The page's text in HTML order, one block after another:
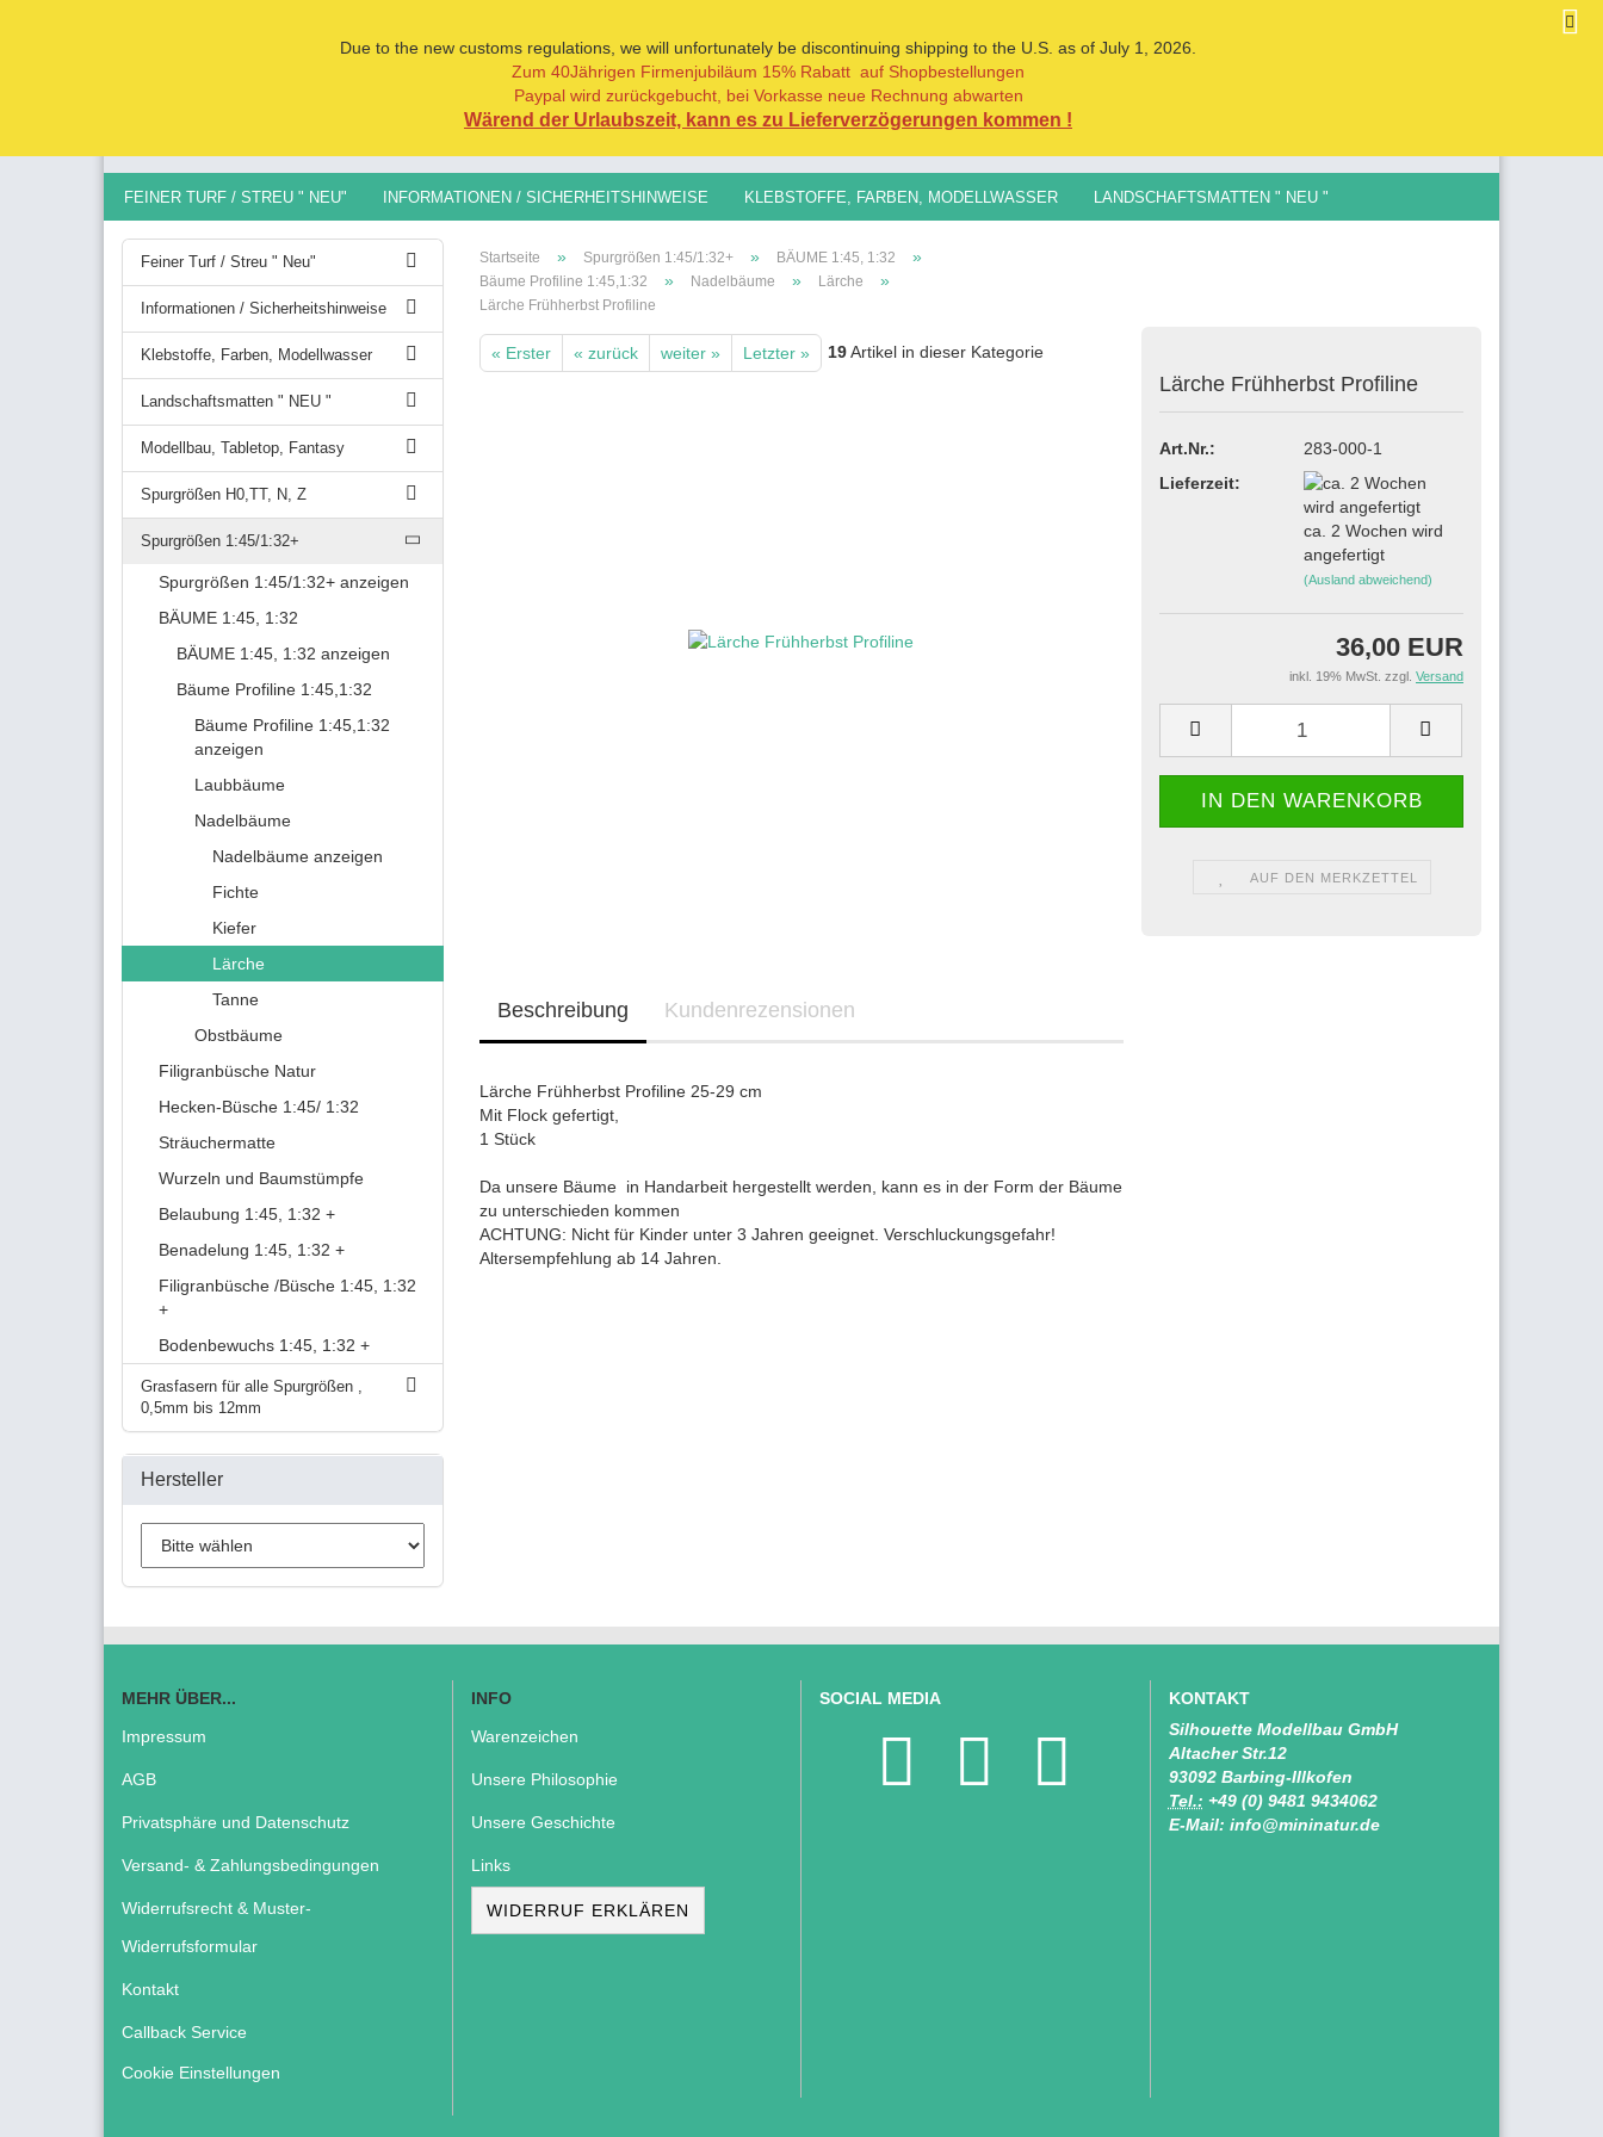
Sprache auswählen
Alle
Due to the new customs regulations, we will unfortunately be discontinuing shipping to the U.S. as of July 1, 2026.
Zum 40Jährigen Firmenjubiläum 15% Rabatt auf Shopbestellungen
Paypal wird zurückgebucht, bei Vorkasse neue Rechnung abwarten
Wärend der Urlaubszeit, kann es zu Lieferverzögerungen kommen !
FEINER TURF / STREU " NEU" INFORMATIONEN / SICHERHEITSHINWEISE KLEBSTOFFE, FARBEN, MODELLWASSER LANDSCHAFTSMATTEN " NEU "
MODELLBAU, TABLETOP, FANTASY SPURGRÖSSEN H0,TT, N, Z SPURGRÖSSEN 1:45/1:32+
Startseite » Spurgrößen 1:45/1:32+ » BÄUME 1:45, 1:32 »
Bäume Profiline 1:45,1:32 » Nadelbäume » Lärche »
Lärche Frühherbst Profiline
« Erster « zurück weiter » Letzter » 19Artikel in dieser Kategorie
Lärche Frühherbst Profiline
Art.Nr.:
283-000-1
Lieferzeit:
ca. 2 Wochen wird
angefertigt
(Ausland abweichend)
36,00 EUR
inkl. 19% MwSt. zzgl. Versand
AUF DEN MERKZETTEL
Beschreibung Kundenrezensionen
Lärche Frühherbst Profiline 25-29 cm
Mit Flock gefertigt,
1 Stück
Da unsere Bäume in Handarbeit hergestellt werden, kann es in der Form der Bäume
zu unterschieden kommen
ACHTUNG: Nicht für Kinder unter 3 Jahren geeignet. Verschluckungsgefahr!
Altersempfehlung ab 14 Jahren.
Feiner Turf / Streu " Neu"
Informationen / Sicherheitshinweise
Klebstoffe, Farben, Modellwasser
Landschaftsmatten " NEU "
Modellbau, Tabletop, Fantasy
Spurgrößen H0,TT, N, Z
Spurgrößen 1:45/1:32+
Spurgrößen 1:45/1:32+ anzeigen
BÄUME 1:45, 1:32
BÄUME 1:45, 1:32 anzeigen
Bäume Profiline 1:45,1:32
Bäume Profiline 1:45,1:32
anzeigen
Laubbäume
Nadelbäume
Nadelbäume anzeigen
Fichte
Kiefer
Lärche
Tanne
Obstbäume
Filigranbüsche Natur
Hecken-Büsche 1:45/ 1:32
Sträuchermatte
Wurzeln und Baumstümpfe
Belaubung 1:45, 1:32 +
Benadelung 1:45, 1:32 +
Filigranbüsche /Büsche 1:45, 1:32
+
Bodenbewuchs 1:45, 1:32 +
Grasfasern für alle Spurgrößen ,
0,5mm bis 12mm
Hersteller
MEHR ÜBER...
Impressum
AGB
Privatsphäre und Datenschutz
Versand- & Zahlungsbedingungen
Widerrufsrecht & Muster-
Widerrufsformular
Kontakt
Callback Service
Cookie Einstellungen
INFO
Warenzeichen
Unsere Philosophie
Unsere Geschichte
Links
WIDERRUF ERKLÄREN
SOCIAL MEDIA
KONTAKT
Silhouette Modellbau GmbH
Altacher Str.12
93092 Barbing-Illkofen
Tel.: +49 (0) 9481 9434062
E-Mail: info@mininatur.de